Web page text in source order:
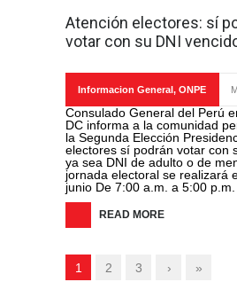
Atención electores: sí
votar con su DNI
Informacion General, ONPE
Consulado General del Perú
DC informa a la comunidad
la Segunda Elección
electores sí podrán votar con
ya sea DNI de adulto o de
jornada electoral se realizará
junio De 7:00 a.m. a 5:00 p.m.
READ MORE
1 2 3 › »